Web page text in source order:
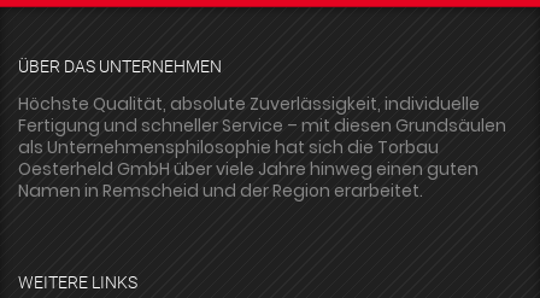
ÜBER DAS UNTERNEHMEN
Höchste Qualität, absolute Zuverlässigkeit, individuelle
Fertigung und schneller Service – mit diesen Grundsäulen
als Unternehmensphilosophie hat sich die Torbau
Oesterheld GmbH über viele Jahre hinweg einen guten
Namen in Remscheid und der Region erarbeitet.
WEITERE LINKS